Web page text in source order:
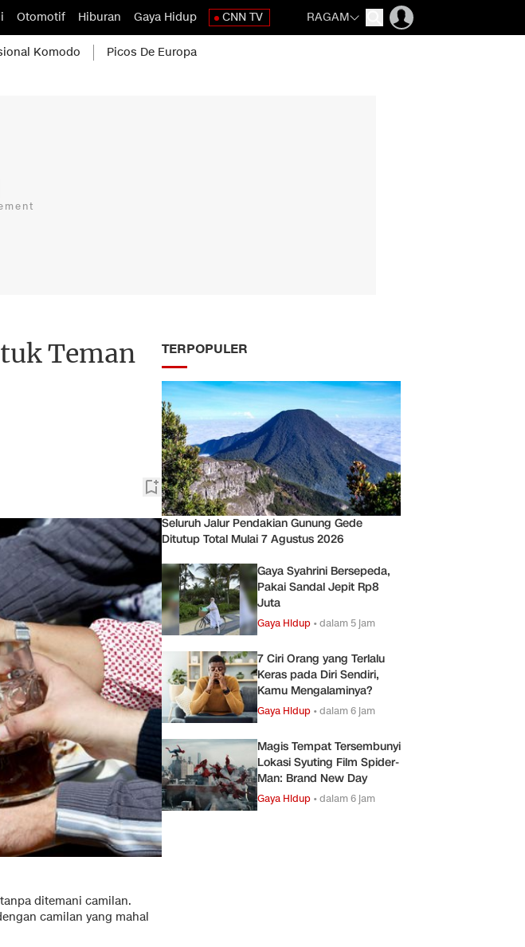
Otomotif Hiburan Gaya Hidup CNN TV RAGAM
Komodo Picos De Europa
Teman
ditemani camilan.
camilan yang mahal
TERPOPULER
Seluruh Jalur Pendakian Gunung Gede
Ditutup Total Mulai 7 Agustus 2026
Gaya Syahrini Bersepeda,
Pakai Sandal Jepit Rp8
Juta
Gaya Hidup •dalam 5 jam
7 Ciri Orang yang Terlalu
Keras pada Diri Sendiri,
Kamu Mengalaminya?
Gaya Hidup •dalam 6 jam
Magis Tempat Tersembunyi
Lokasi Syuting Film Spider-
Man: Brand New Day
Gaya Hidup •dalam 6 jam